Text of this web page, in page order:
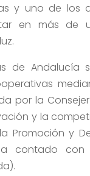
y uno de los
en más de
de Andalucía
por la
y la
Promoción y
contado